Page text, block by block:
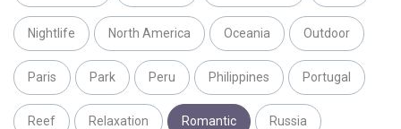
Nightlife North America Oceania Outdoor
Paris Park Peru Philippines Portugal
Reef Relaxation Romantic Russia